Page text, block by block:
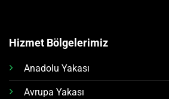
Hizmet Bölgelerimiz
Anadolu Yakası
Avrupa Yakası